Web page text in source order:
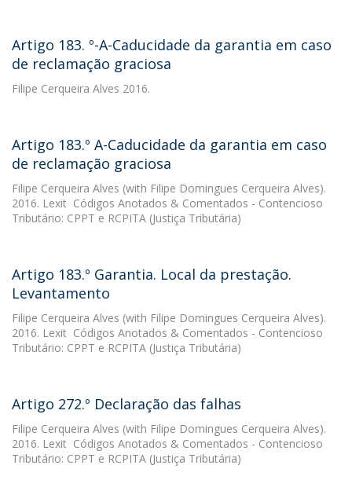
Artigo 183. º-A-Caducidade da garantia em caso
de reclamação graciosa
Filipe Cerqueira Alves 2016.
Artigo 183.º A-Caducidade da garantia em caso
de reclamação graciosa
Filipe Cerqueira Alves (with Filipe Domingues Cerqueira Alves).
2016. Lexit  Códigos Anotados & Comentados - Contencioso
Tributário: CPPT e RCPITA (Justiça Tributária)
Artigo 183.º Garantia. Local da prestação.
Levantamento
Filipe Cerqueira Alves (with Filipe Domingues Cerqueira Alves).
2016. Lexit  Códigos Anotados & Comentados - Contencioso
Tributário: CPPT e RCPITA (Justiça Tributária)
Artigo 272.º Declaração das falhas
Filipe Cerqueira Alves (with Filipe Domingues Cerqueira Alves).
2016. Lexit  Códigos Anotados & Comentados - Contencioso
Tributário: CPPT e RCPITA (Justiça Tributária)